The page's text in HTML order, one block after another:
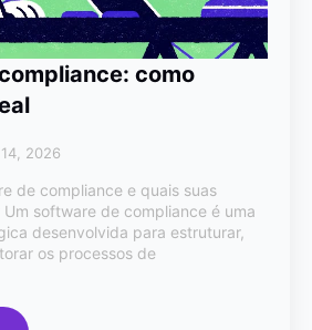
como
2026
de compliance e quais suas
software de compliance é uma
desenvolvida para estruturar,
os processos de